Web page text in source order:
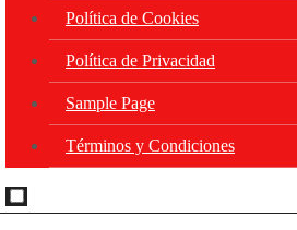
Política de Cookies
Política de Privacidad
Sample Page
Términos y Condiciones